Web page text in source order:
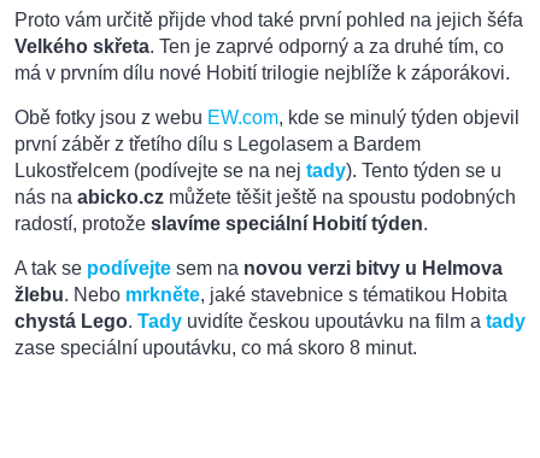
Proto vám určitě přijde vhod také první pohled na jejich šéfa
Velkého skřeta. Ten je zaprvé odporný a za druhé tím, co
má v prvním dílu nové Hobití trilogie nejblíže k záporákovi.
Obě fotky jsou z webu EW.com, kde se minulý týden objevil
první záběr z třetího dílu s Legolasem a Bardem
Lukostřelcem (podívejte se na nej tady). Tento týden se u
nás na abicko.cz můžete těšit ještě na spoustu podobných
radostí, protože slavíme speciální Hobití týden.
A tak se podívejte sem na novou verzi bitvy u Helmova
žlebu. Nebo mrkněte, jaké stavebnice s tématikou Hobita
chystá Lego. Tady uvidíte českou upoutávku na film a tady
zase speciální upoutávku, co má skoro 8 minut.